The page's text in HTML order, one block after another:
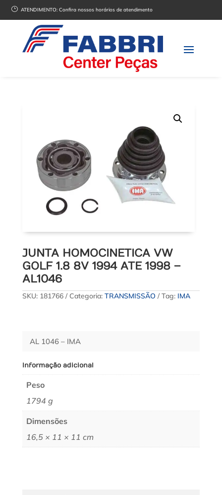
} ATENDIMENTO:Confira nossos horários de atendimento
JUNTA HOMOCINETICA VW
GOLF 1.8 8V 1994 ATE 1998 –
AL1046
SKU: 181766 Categoria: TRANSMISSÃO Tag: IMA
AL 1046 – IMA
Informação adicional
Peso
1794 g
Dimensões
16,5 × 11 × 11 cm